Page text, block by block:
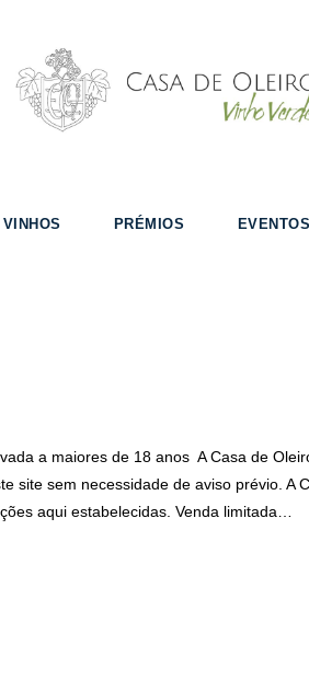
VINHOS PRÉMIOS EVENTOS
a maiores de 18 anos A Casa de
site sem necessidade de aviso prévio.
aqui estabelecidas. Venda limitada…